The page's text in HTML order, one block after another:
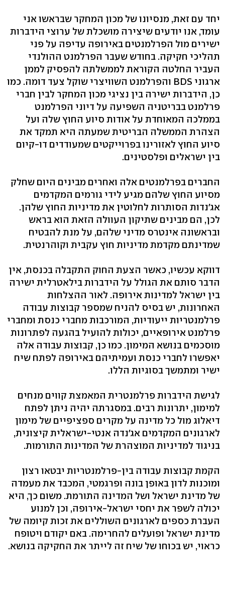
יחד עם זאת, מנסיונו של מכון המחקר שבראשו אני
עומד, אנו יודעים שיצירה מושכלת של ערוצי הידברות
ישירים מול הפרלמנטים באירופה עדיפה על פני
תהליכי חקיקה. בחודש שעבר הפרלמנט ההולנדי
העביר החלטה הקוראת לממשלתה להפסיק לממן
ארגוני BDS והפרלמנט השוויצרי שוקל צעד דומה. כמו
כן, הידברות ישירה בין נציגי מכון המחקר לבין חברי
פרלמנט בבריטניה השפיעה על דיוני הפרלמנט
בממלכה המאוחדת על אודות סיוע החוץ שלה ועל
הצהרת הממשלה הבריטית שמעתה היא תמקד את
סיוע החוץ לאזורינו בפרוייקטים שמעודדים דו-קיום
בין ישראלים ופלסטינים.
החברים בפרלמנטים אלה ואחרים מבינים היום שחלק
מסיוע החוץ שלהם מגיע לידי גורמים המקדמים
אג'נדות הסותרות לחלוטין את מדיניות החוץ שלהן.
לכן, הם מבינים שתיקון העוולה הזאת הוא בראש
ובראשונה אינטרס מדיני שלהם, על מנת להבטיח
שמדינתם מקדמת מדיניות חוץ עקבית וקוהרנטית.
דווקא עכשיו, כאשר הצעת החוק התקבלה בכנסת, אין
הדבר סותם את הגולל על הידברות בילאטרלית ישירה
בין ישראל למדינות אירופה. לאור ההצלחות
האחרונות, יש בסיס להניח שמספר קבוצות עבודה
פרלמנטריות ייעודיות, המורכבות מחברי כנסת ומחברי
פרלמנט אירופאיים, יכולות להועיל בהגעה לפתרונות
מוסכמים בנושא המימון. כמו כן, קבוצות עבודה אלה
יאפשרו לחברי כנסת ועמיתיהם באירופה לפתח שיח
ישיר ומתמשך בסוגיות הללו.
לגישת הידברות פרלמנטרית המאמצת קווים מנחים
למימון, יתרונות רבים. במסגרתה יהיה ניתן לפתח
דיאלוג מול כל מדינה על מקרים ספציפיים של מימון
לארגונים המקדמים אג'נדה אנטי-ישראלית קיצונית,
בניגוד למדיניות המוצהרת של המדינות התורמות.
הקמת קבוצות עבודה בין-פרלמנטריות יבטאו רצון
ומוכנות לדון באופן בונה ופרגמטי, המכבד את מעמדה
של מדינת ישראל ושל המדינה התורמת. משום כך, היא
יכולה לשפר את יחסי ישראל-אירופה, וכן למנוע
העברת כספים לארגונים השוללים את זכות קיומה של
מדינת ישראל ופועלים להחרימה. באם יקודם ויטופח
כראוי, יש בכוחו של שיח זה לייתר את החקיקה בנושא.